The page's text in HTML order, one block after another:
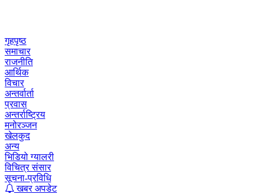
गृहपृष्ठ
समाचार
राजनीति
आर्थिक
विचार
अन्तर्वार्ता
प्रवास
अन्तर्राष्ट्रिय
मनोरञ्जन
खेलकुद
अन्य
भिडियो ग्यालरी
विचित्र संसार
सूचना-प्रविधि
खबर अपडेट